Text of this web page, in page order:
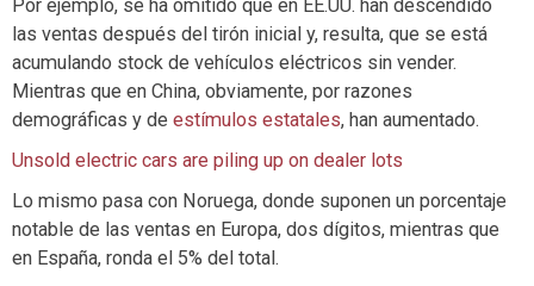
Por ejemplo, se ha omitido que en EE.UU. han descendido
las ventas después del tirón inicial y, resulta, que se está
acumulando stock de vehículos eléctricos sin vender.
Mientras que en China, obviamente, por razones
demográficas y de estímulos estatales, han aumentado.
Unsold electric cars are piling up on dealer lots
Lo mismo pasa con Noruega, donde suponen un porcentaje
notable de las ventas en Europa, dos dígitos, mientras que
en España, ronda el 5% del total.